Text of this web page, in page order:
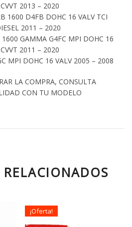
2013 – 2020
1600 D4FB DOHC 16 VALV TCI
2011 – 2020
GAMMA G4FC MPI DOHC 16
2011 – 2020
MPI DOHC 16 VALV 2005 – 2008
LA COMPRA, CONSULTA
CON TU MODELO
¡Oferta!